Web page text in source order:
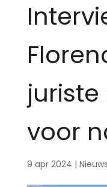
voor
9 apr 2024 |